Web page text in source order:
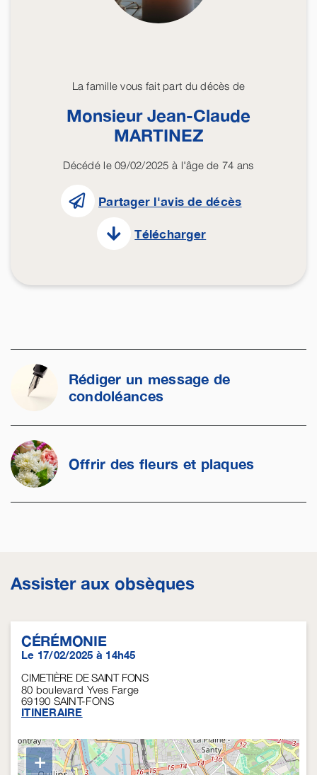
La famille vous fait part du décès de
Monsieur Jean-Claude
MARTINEZ
Décédé le 09/02/2025 à l'âge de 74 ans
Partager l'avis de décès
Télécharger
Rédiger un message de
condoléances
Offrir des fleurs et plaques
Assister aux obsèques
CÉRÉMONIE
Le 17/02/2025 à 14h45
CIMETIÈRE DE SAINT FONS
80 boulevard Yves Farge
69190 SAINT-FONS
ITINERAIRE
+